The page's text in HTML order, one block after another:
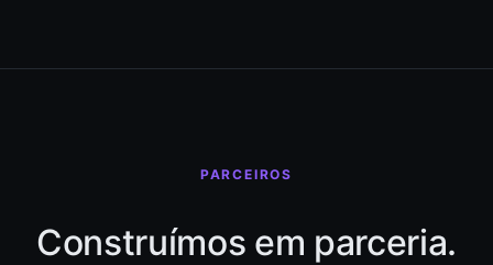
PARCEIROS
Construímos em parceria.